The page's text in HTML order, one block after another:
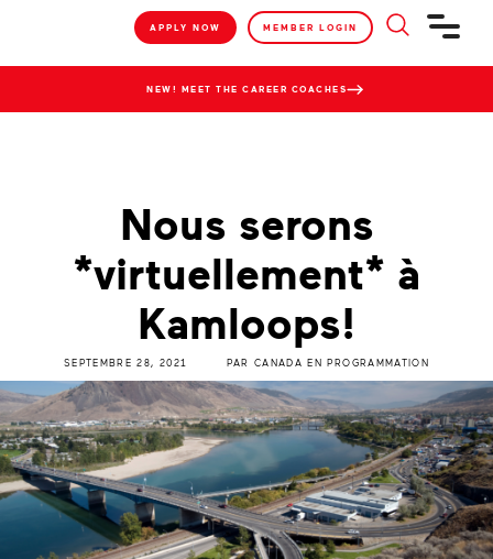
APPLY NOW MEMBER LOGIN
NEW! MEET THE CAREER COACHES
Nous serons
*virtuellement* à
Kamloops!
SEPTEMBRE 28, 2021 PAR CANADA EN PROGRAMMATION